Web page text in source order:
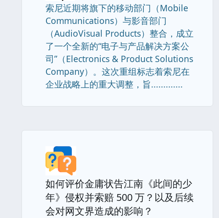
索尼近期将旗下的移动部门（Mobile
Communications）与影音部门
（AudioVisual Products）整合，成立
了一个全新的“电子与产品解决方案公
司”（Electronics & Product Solutions
Company）。这次重组标志着索尼在
企业战略上的重大调整，旨.............
如何评价金庸状告江南《此间的少
年》侵权并索赔 500 万？以及后续
会对网文界造成的影响？